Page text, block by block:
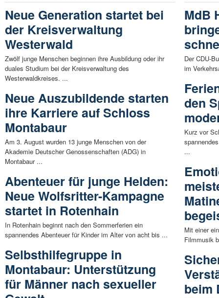
Neue Generation startet bei
der Kreisverwaltung
Westerwald
Zwölf junge Menschen beginnen ihre Ausbildung oder ihr
duales Studium bei der Kreisverwaltung des
Westerwaldkreises. ...
Neue Auszubildende starten
ihre Karriere auf Schloss
Montabaur
Am 3. August wurden 13 junge Menschen von der
Akademie Deutscher Genossenschaften (ADG) in
Montabaur ...
Abenteuer für junge Helden:
Neue Wolfsritter-Kampagne
startet in Rotenhain
In Rotenhain beginnt nach den Sommerferien ein
spannendes Abenteuer für Kinder im Alter von acht bis ...
Selbsthilfegruppe in
Montabaur: Unterstützung
für Männer nach sexueller
MdB
Der CDU-
im
den
Kurz vor
...
Mit einer
Filmmusik
beim